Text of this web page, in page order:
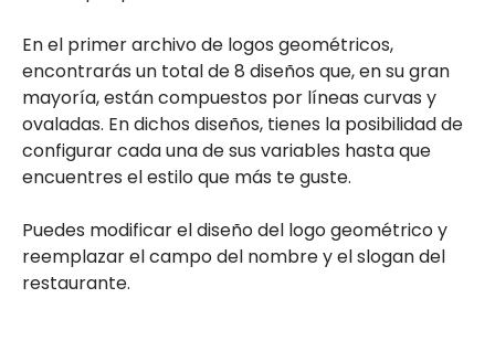
En el primer archivo de logos geométricos,
encontrarás un total de 8 diseños que, en su gran
mayoría, están compuestos por líneas curvas y
ovaladas. En dichos diseños, tienes la posibilidad de
configurar cada una de sus variables hasta que
encuentres el estilo que más te guste.
Puedes modificar el diseño del logo geométrico y
reemplazar el campo del nombre y el slogan del
restaurante.